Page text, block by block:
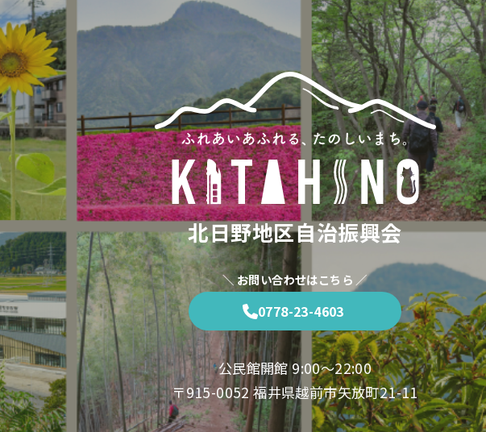
北日野地区自治振興会
＼ お問い合わせはこちら ／
0778-23-4603
公民館開館 9:00〜22:00
〒915-0052 福井県越前市矢放町21-11